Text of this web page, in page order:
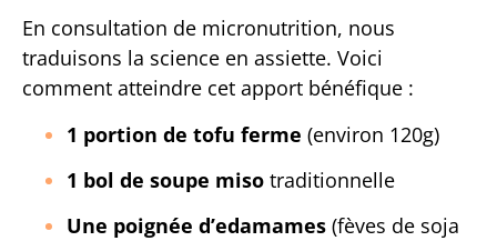
En consultation de micronutrition, nous
traduisons la science en assiette. Voici
comment atteindre cet apport bénéfique :
1 portion de tofu ferme (environ 120g)
1 bol de soupe miso traditionnelle
Une poignée d’edamames (fèves de soja